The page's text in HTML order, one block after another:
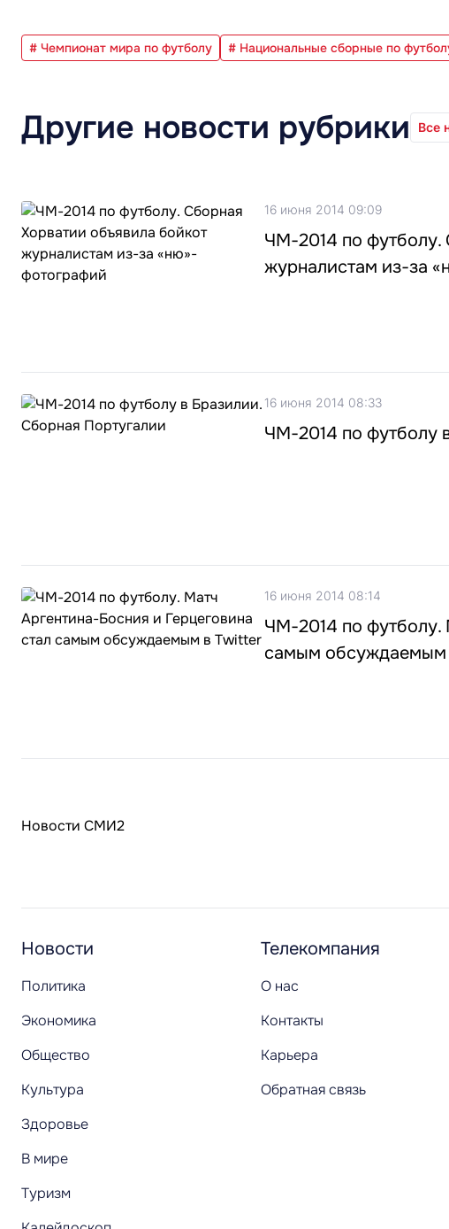
# Чемпионат мира по футболу # Национальные сборные по
Другие новости рубрики Все
16 июня 2014 09:09
ЧМ-2014 по футболу.
журналистам из-за
16 июня 2014 08:33
ЧМ-2014 по футболу
16 июня 2014 08:14
ЧМ-2014 по футболу.
самым обсуждаемым
Новости СМИ2
Новости
Политика
Экономика
Общество
Культура
Здоровье
В мире
Туризм
Телекомпания
О нас
Контакты
Карьера
Обратная связь